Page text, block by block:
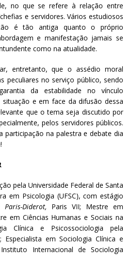
no que se refere à relação entre
e servidores. Vários estudiosos
é tão antiga quanto o próprio
e manifestação jamais se
como na atualidade.
entretanto, que o assédio moral
peculiares no serviço público, sendo
da estabilidade no vínculo
situação e em face da difusão dessa
que o tema seja discutido por
pelos servidores públicos.
participação na palestra e debate dia
pela Universidade Federal de Santa
em Psicologia (UFSC), com estágio
Paris-Diderot, Paris VII; Mestre em
em Ciências Humanas e Sociais na
Clínica e Psicossociologia pela
; Especialista em Sociologia Clínica e
Internacional de Sociologia